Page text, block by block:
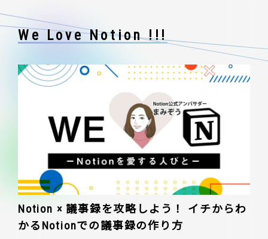
We Love Notion !!!
Notion × 議事録を攻略しよう！ イチからわ
かるNotionでの議事録の作り方